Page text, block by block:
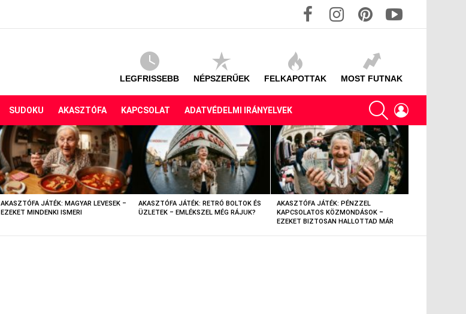
LEGFRISSEBB NÉPSZERŰEK FELKAPOTTAK MOST FUTNAK
SUDOKU AKASZTÓFA KAPCSOLAT ADATVÉDELMI IRÁNYELVEK
SEARCH
AKASZTÓFA JÁTÉK: MAGYAR LEVESEK –
EZEKET MINDENKI ISMERI
AKASZTÓFA JÁTÉK: RETRÓ BOLTOK ÉS
ÜZLETEK – EMLÉKSZEL MÉG RÁJUK?
AKASZTÓFA JÁTÉK: PÉNZZEL
KAPCSOLATOS KÖZMONDÁSOK –
EZEKET BIZTOSAN HALLOTTAD MÁR